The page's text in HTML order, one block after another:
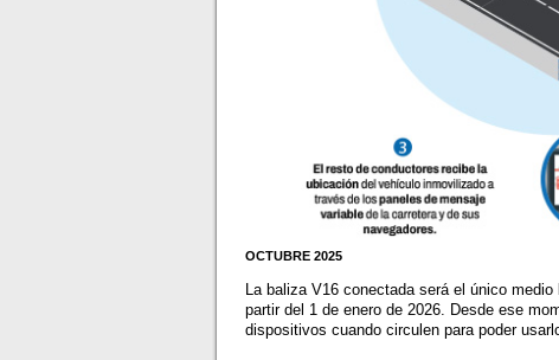
OCTUBRE 2025
La baliza V16 conectada será el único
partir del 1 de enero de 2026. Desde ese
dispositivos cuando circulen para poder